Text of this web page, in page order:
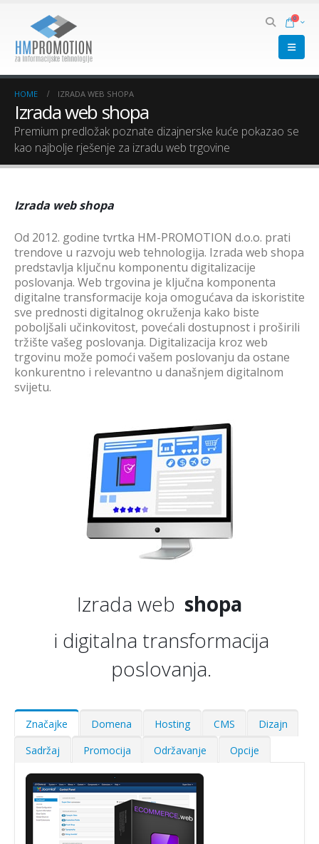
0
HOME IZRADA WEB SHOPA
Izrada web shopa
Premium predložak poznate dizajnerske kuće pokazao se
kao najbolje rješenje za izradu web trgovine
Izrada web shopa
Od 2012. godine tvrtka HM-PROMOTION d.o.o. prati
trendove u razvoju web tehnologija. Izrada web shopa
predstavlja ključnu komponentu digitalizacije
poslovanja. Web trgovina je ključna komponenta
digitalne transformacije koja omogućava da iskoristite
sve prednosti digitalnog okruženja kako biste
poboljšali učinkovitost, povećali dostupnost i proširili
tržište vašeg poslovanja. Digitalizacija kroz web
trgovinu može pomoći vašem poslovanju da ostane
konkurentno i relevantno u današnjem digitalnom
svijetu.
Izrada web shopa
i digitalna transformacija
poslovanja.
Značajke Domena Hosting CMS
Dizajn
Sadržaj
Promocija Održavanje Opcije